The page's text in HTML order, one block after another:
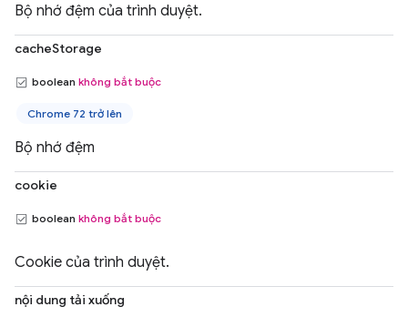
Bộ nhớ đệm của trình duyệt.
cacheStorage
boolean không bắt buộc
Chrome 72 trở lên
Bộ nhớ đệm
cookie
boolean không bắt buộc
Cookie của trình duyệt.
nội dung tải xuống